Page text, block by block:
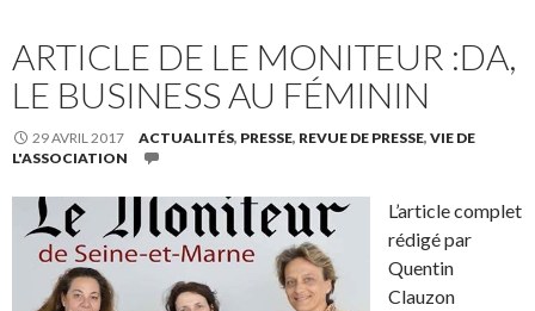
ARTICLE DE LE MONITEUR :DA,
LE BUSINESS AU FÉMININ
29 AVRIL 2017 ACTUALITÉS, PRESSE, REVUE DE PRESSE, VIE DE
L'ASSOCIATION
L’article complet
rédigé par
Quentin
Clauzon